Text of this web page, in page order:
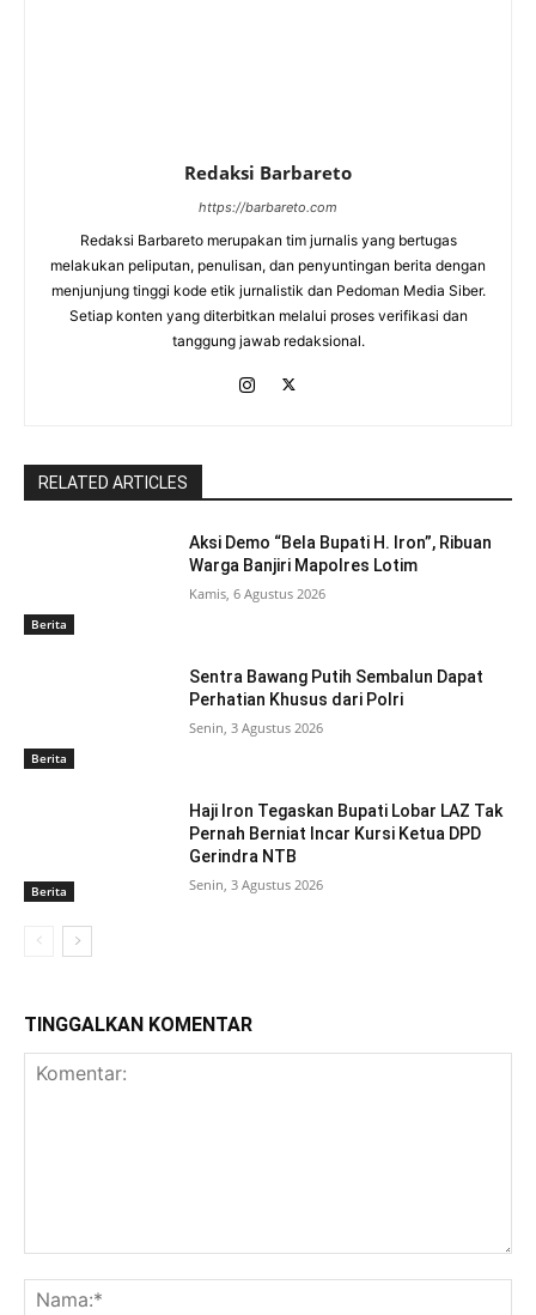
Redaksi Barbareto
https://barbareto.com
Redaksi Barbareto merupakan tim jurnalis yang bertugas
melakukan peliputan, penulisan, dan penyuntingan berita dengan
menjunjung tinggi kode etik jurnalistik dan Pedoman Media Siber.
Setiap konten yang diterbitkan melalui proses verifikasi dan
tanggung jawab redaksional.
RELATED ARTICLES
Berita
Aksi Demo “Bela Bupati H. Iron”, Ribuan
Warga Banjiri Mapolres Lotim
Kamis, 6 Agustus 2026
Berita
Sentra Bawang Putih Sembalun Dapat
Perhatian Khusus dari Polri
Senin, 3 Agustus 2026
Berita
Haji Iron Tegaskan Bupati Lobar LAZ Tak
Pernah Berniat Incar Kursi Ketua DPD
Gerindra NTB
Senin, 3 Agustus 2026
TINGGALKAN KOMENTAR